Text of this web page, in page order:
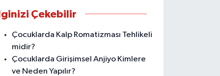
Çekebilir
Çocuklarda Kalp Romatizması Tehlikeli
midir?
Çocuklarda Girişimsel Anjiyo Kimlere
ve Neden Yapılır?